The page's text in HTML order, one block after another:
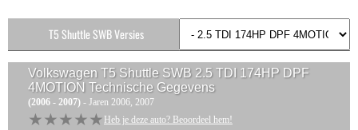
Volkswagen T5 Shuttle SWB 2.5 TDI 174HP DPF
4MOTION Technische Gegevens
(2006 - 2007) - Jaren 2006, 2007
★★★★★
★★★★★ Heb je deze auto? Beoordeel hem!
T5 Shuttle SWB Versies